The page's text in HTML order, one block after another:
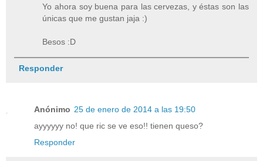
Yo ahora soy buena para las cervezas, y éstas son las
únicas que me gustan jaja :)
Besos :D
Responder
Anónimo 25 de enero de 2014 a las 19:50
ayyyyyy no! que ric se ve eso!! tienen queso?
Responder